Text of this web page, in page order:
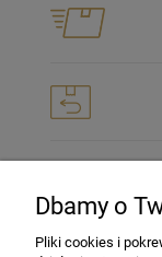
Dbamy o
Pliki cookies i